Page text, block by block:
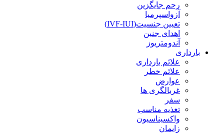
رحم جایگزین
آزواسپرمیا
تعیین جنسیت(IVF-IUI)
اهدای جنین
آندومتریوز
بارداری
علائم بارداری
علائم خطر
عوارض
غربالگری ها
سفر
تغذیه مناسب
واکسیناسیون
زایمان